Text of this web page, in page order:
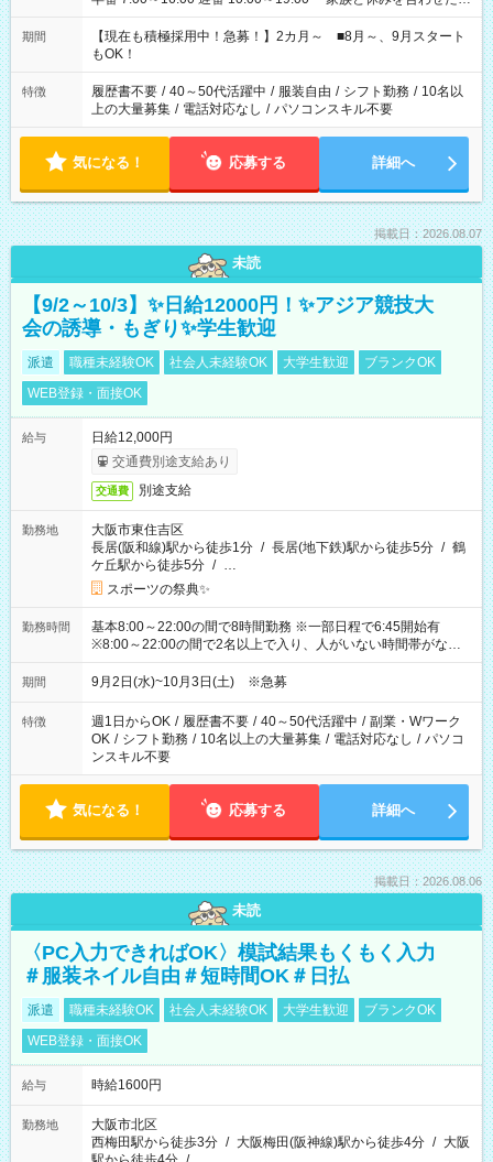
い」 「余裕を持って夕飯の準備がしたい」 「できれば残業はし
たくない」 など、ご希望を教えてくださいね。 ※Wワーク希望
の方へ 今ご覧のお仕事で希望する勤務時間と、もう1つのお仕事
の勤務時間。 合計で週40時間を超える場合は応募できません。
期間
【現在も積極採用中！急募！】2カ月～ ■8月～、9月スタート
もOK！
特徴 履歴書不要 / 40～50代活躍中 / 服装自由 / シフト勤務 / 10名以
上の大量募集 / 電話対応なし / パソコンスキル不要
気になる！ 応募する 詳細へ
掲載日：2026.08.07
未読
【9/2～10/3】✨日給12000円！✨アジア競技大
会の誘導・もぎり✨学生歓迎
派遣 職種未経験OK 社会人未経験OK 大学生歓迎
ブランクOK
WEB登録・面接OK
給与
日給12,000円
交通費別途支給あり
交通費 別途支給
勤務地
大阪市東住吉区
長居(阪和線)駅から徒歩1分 / 長居(地下鉄)駅から徒歩5分 / 鶴
ケ丘駅から徒歩5分 / …
スポーツの祭典✨
勤務時間
基本8:00～22:00の間で8時間勤務 ※一部日程で6:45開始有
※8:00～22:00の間で2名以上で入り、人がいない時間帯がない
ように相方と時間を分け合うイメージです
期間 9月2日(水)~10月3日(土) ※急募
特徴 週1日からOK / 履歴書不要 / 40～50代活躍中 / 副業・Wワーク
OK / シフト勤務 / 10名以上の大量募集 / 電話対応なし / パソコ
ンスキル不要
気になる！ 応募する 詳細へ
掲載日：2026.08.06
未読
〈PC入力できればOK〉模試結果もくもく入力
＃服装ネイル自由＃短時間OK＃日払
派遣 職種未経験OK 社会人未経験OK 大学生歓迎
ブランクOK
WEB登録・面接OK
給与 時給1600円
勤務地
大阪市北区
西梅田駅から徒歩3分 / 大阪梅田(阪神線)駅から徒歩4分 / 大阪